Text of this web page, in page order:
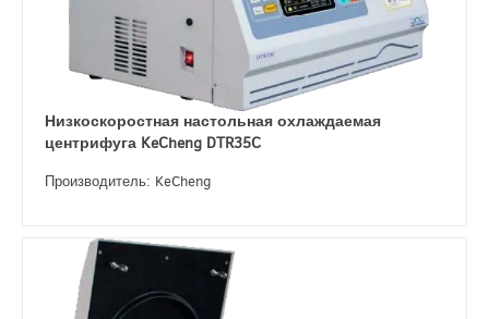
Низкоскоростная настольная охлаждаемая
центрифуга KeCheng DTR35C
Производитель: KeCheng